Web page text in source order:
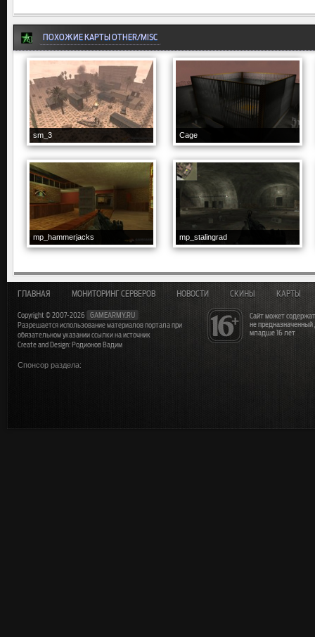
ПОХОЖИЕ КАРТЫ OTHER/MISC
sm_3 Cage
mp_hammerjacks mp_stalingrad
Сайт может
не
младше 16 лет
ГЛАВНАЯ МОНИТОРИНГ СЕРВЕРОВ НОВОСТИ СКИНЫ КАРТЫ
Copyright © 2007-2026
GAMEARMY.RU
Разрешается использование материалов портала при
обязательном указании ссылки на источник
Create and Design: Родионов Вадим
Спонсор раздела: